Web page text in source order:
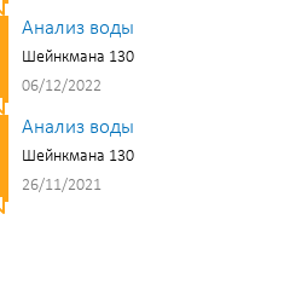
Анализ воды
Шейнкмана 130
06/12/2022
Анализ воды
Шейнкмана 130
26/11/2021